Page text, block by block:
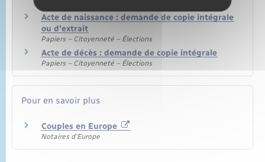
Acte de naissance : demande de copie intégrale
ou d'extrait
Papiers – Citoyenneté – Élections
Acte de décès : demande de copie intégrale
Papiers – Citoyenneté – Élections
Pour en savoir plus
Couples en Europe
Notaires d'Europe